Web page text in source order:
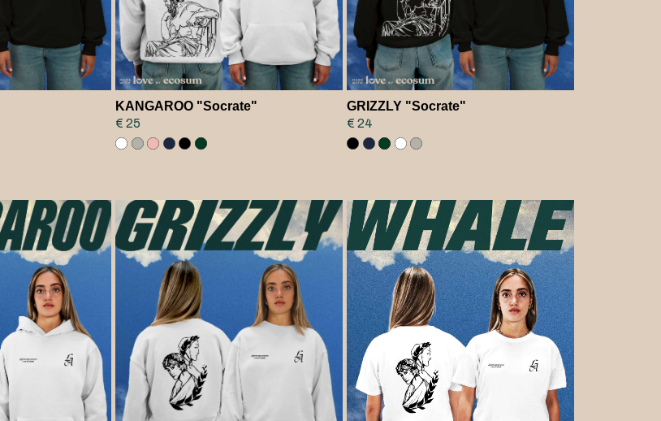
KANGAROO "Socrate"
€ 25
GRIZZLY "Socrate"
€ 24